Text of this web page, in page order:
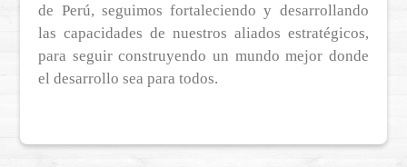
de Perú, seguimos fortaleciendo y desarrollando
las capacidades de nuestros aliados estratégicos,
para seguir construyendo un mundo mejor donde
el desarrollo sea para todos.